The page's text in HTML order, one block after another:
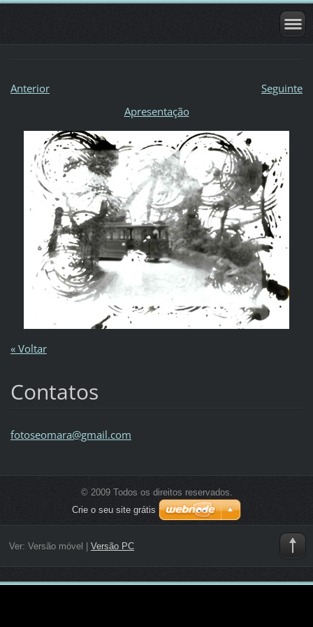
Anterior
Seguinte
Apresentação
« Voltar
Contatos
fotoseomara@gmail.com
© 2009 Todos os direitos reservados.
Crie o seu site grátis
Ver: Versão móvel Versão PC